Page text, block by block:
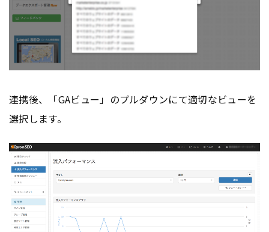
連携後、「GAビュー」のプルダウンにて適切なビューを
選択します。